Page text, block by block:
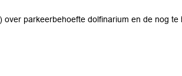
over parkeerbehoefte dolfinarium en de nog